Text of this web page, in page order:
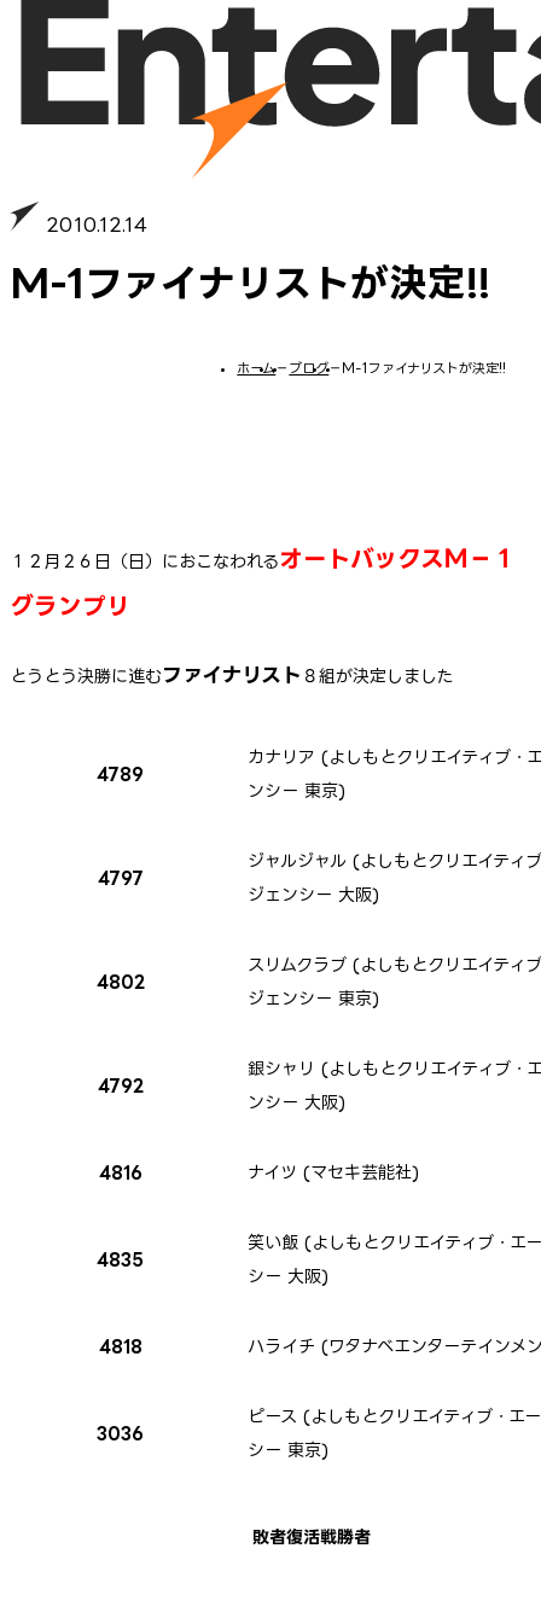
2010.12.14
M-1ファイナリストが決定!!
ホーム− ブログ− M-1ファイナリストが決定!!
１２月２６日（日）におこなわれるオートバックスＭ－１
グランプリ
とうとう決勝に進むファイナリスト ８組が決定しました
4789
カナリア (よしもとクリエイティブ・
ンシー 東京)
4797
ジャルジャル (よしもとクリエイティ
ジェンシー 大阪)
4802
スリムクラブ (よしもとクリエイティ
ジェンシー 東京)
4792
銀シャリ (よしもとクリエイティブ・
ンシー 大阪)
4816 ナイツ (マセキ芸能社)
4835
笑い飯 (よしもとクリエイティブ・エ
シー 大阪)
4818 ハライチ (ワタナベエンターテインメ
3036
ピース (よしもとクリエイティブ・エ
シー 東京)
敗者復活戦勝者